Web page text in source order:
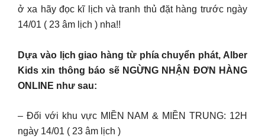
ở xa hãy đọc kĩ lịch và tranh thủ đặt hàng trước ngày
14/01 ( 23 âm lịch ) nha!!
Dựa vào lịch giao hàng từ phía chuyển phát, Alber
Kids xin thông báo sẽ NGỪNG NHẬN ĐƠN HÀNG
ONLINE như sau:
– Đối với khu vực MIỀN NAM & MIỀN TRUNG: 12H
ngày 14/01 ( 23 âm lịch )